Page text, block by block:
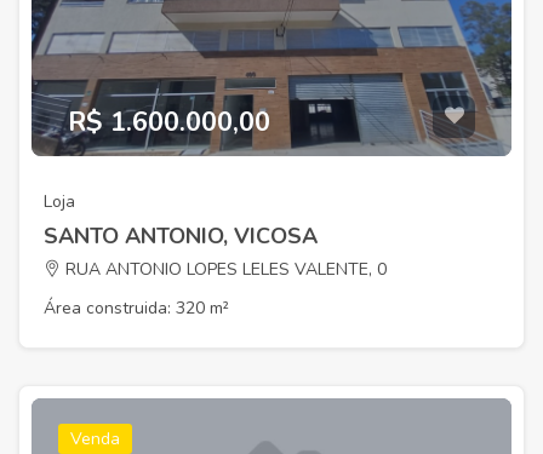
R$ 1.600.000,00
Loja
SANTO ANTONIO, VICOSA
RUA ANTONIO LOPES LELES VALENTE, 0
Área construida: 320 m²
Venda